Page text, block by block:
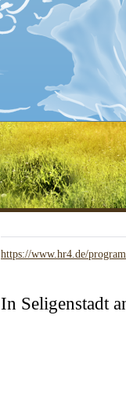
https://www.hr4.de/
In Seligenstadt